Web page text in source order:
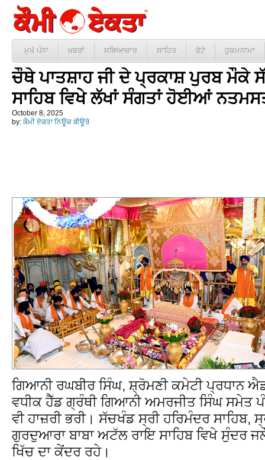
ਮੁਖੱ ਪੰਨਾ ਖ਼ਬਰਾਂ ਸਭਿਆਚਾਰ ਸਾਹਿਤ ਫੋਟੋ ਹੁਕਮਨਾਮਾ
ਚੌਥੇ ਪਾਤਸ਼ਾਹ ਜੀ ਦੇ ਪ੍ਰਕਾਸ਼ ਪੁਰਬ ਮੌਕੇ
ਸਾਹਿਬ ਵਿਖੇ ਲੱਖਾਂ ਸੰਗਤਾਂ ਹੋਈਆਂ
October 8, 2025
by: ਕੌਮੀ ਏਕਤਾ ਨਿਊਜ਼ ਬੀਊਰੋ
ਗਿਆਨੀ ਰਘਬੀਰ ਸਿੰਘ, ਸ਼੍ਰੋਮਣੀ ਕਮੇਟੀ ਪ੍ਰਧਾਨ
ਵਧੀਕ ਹੈੱਡ ਗ੍ਰੰਥੀ ਗਿਆਨੀ ਅਮਰਜੀਤ ਸਿੰਘ ਸਮੇਤ
ਵੀ ਹਾਜ਼ਰੀ ਭਰੀ। ਸੱਚਖੰਡ ਸ੍ਰੀ ਹਰਿਮੰਦਰ ਸਾਹਿਬ,
ਗੁਰਦੁਆਰਾ ਬਾਬਾ ਅਟੱਲ ਰਾਇ ਸਾਹਿਬ ਵਿਖੇ ਸੁੰਦਰ
ਖਿੱਚ ਦਾ ਕੇਂਦਰ ਰਹੇ।